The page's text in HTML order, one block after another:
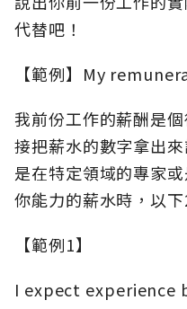
代替吧！
【範例】My
我前份工作的薪酬是
接把薪水的數字拿出
是在特定領域的專家
你能力的薪水時，以
【範例1】
I expect experience